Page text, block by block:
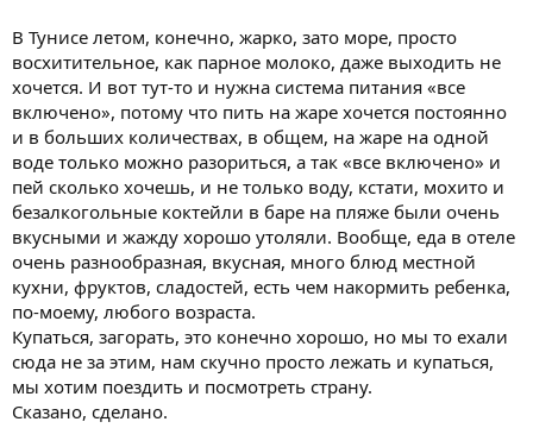
В Тунисе летом, конечно, жарко, зато море, просто
восхитительное, как парное молоко, даже выходить не
хочется. И вот тут-то и нужна система питания «все
включено», потому что пить на жаре хочется постоянно
и в больших количествах, в общем, на жаре на одной
воде только можно разориться, а так «все включено» и
пей сколько хочешь, и не только воду, кстати, мохито и
безалкогольные коктейли в баре на пляже были очень
вкусными и жажду хорошо утоляли. Вообще, еда в отеле
очень разнообразная, вкусная, много блюд местной
кухни, фруктов, сладостей, есть чем накормить ребенка,
по-моему, любого возраста.
Купаться, загорать, это конечно хорошо, но мы то ехали
сюда не за этим, нам скучно просто лежать и купаться,
мы хотим поездить и посмотреть страну.
Сказано, сделано.